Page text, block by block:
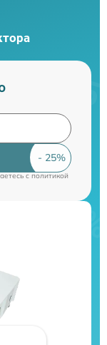
cполитикой